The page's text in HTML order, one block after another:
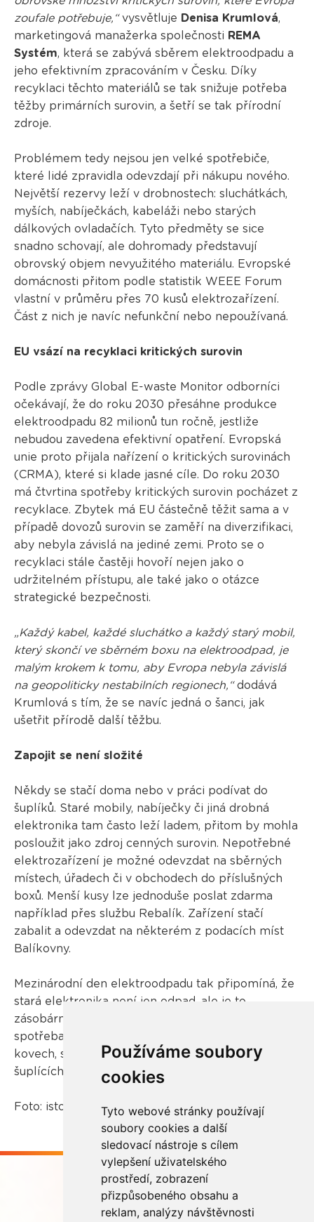
Používáme soubory
cookies
Tyto webové stránky používají
soubory cookies a další
sledovací nástroje s cílem
vylepšení uživatelského
prostředí, zobrazení
přizpůsobeného obsahu a
reklam, analýzy návštěvnosti
zoufale potřebuje,“vysvětluje Denisa Krumlová,
marketingová manažerka společnosti REMA
Systém, která se zabývá sběrem elektroodpadu a
jeho efektivním zpracováním v Česku. Díky
recyklaci těchto materiálů se tak snižuje potřeba
těžby primárních surovin, a šetří se tak přírodní
zdroje.
Problémem tedy nejsou jen velké spotřebiče,
které lidé zpravidla odevzdají při nákupu nového.
Největší rezervy leží v drobnostech: sluchátkách,
myších, nabíječkách, kabeláži nebo starých
dálkových ovladačích. Tyto předměty se sice
snadno schovají, ale dohromady představují
obrovský objem nevyužitého materiálu. Evropské
domácnosti přitom podle statistik WEEE Forum
vlastní v průměru přes 70 kusů elektrozařízení.
Část z nich je navíc nefunkční nebo nepoužívaná.
EU vsází na recyklaci kritických surovin
Podle zprávy Global E-waste Monitor odborníci
očekávají, že do roku 2030 přesáhne produkce
elektroodpadu 82 milionů tun ročně, jestliže
nebudou zavedena efektivní opatření. Evropská
unie proto přijala nařízení o kritických surovinách
(CRMA), které si klade jasné cíle. Do roku 2030
má čtvrtina spotřeby kritických surovin pocházet z
recyklace. Zbytek má EU částečně těžit sama a v
případě dovozů surovin se zaměří na diverzifikaci,
aby nebyla závislá na jediné zemi. Proto se o
recyklaci stále častěji hovoří nejen jako o
udržitelném přístupu, ale také jako o otázce
strategické bezpečnosti.
„Každý kabel, každé sluchátko a každý starý mobil,
který skončí ve sběrném boxu na elektroodpad, je
malým krokem k tomu, aby Evropa nebyla závislá
na geopoliticky nestabilních regionech,“dodává
Krumlová s tím, že se navíc jedná o šanci, jak
ušetřit přírodě další těžbu.
Zapojit se není složité
Někdy se stačí doma nebo v práci podívat do
šuplíků. Staré mobily, nabíječky či jiná drobná
elektronika tam často leží ladem, přitom by mohla
posloužit jako zdroj cenných surovin. Nepotřebné
elektrozařízení je možné odevzdat na sběrných
místech, úřadech či v obchodech do příslušných
boxů. Menší kusy lze jednoduše poslat zdarma
například přes službu Rebalík. Zařízení stačí
zabalit a odevzdat na některém z podacích míst
Balíkovny.
Mezinárodní den elektroodpadu tak připomíná, že
stará elektronika není jen odpad, ale je to
zásobárna budoucnosti. V době, kdy roste
spotřeba technologií a s ní i poptávka po vzácných
kovech, se cenné zdroje nacházejí přímo v
šuplících našich domácností.
Foto: istockphoto.com